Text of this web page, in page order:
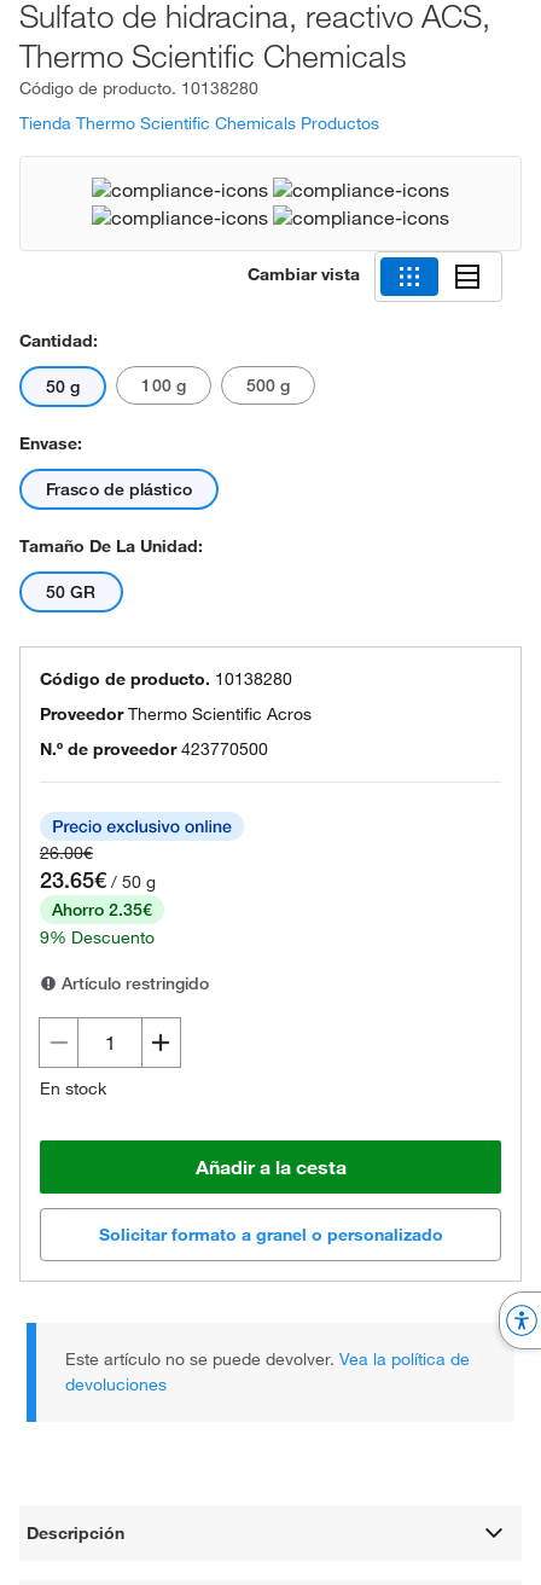
Sulfato de hidracina, reactivo ACS,
Thermo Scientific Chemicals
Código de producto. 10138280
Tienda Thermo Scientific Chemicals Productos
Cambiar vista
Cantidad:
50 g 100 g 500 g
Envase:
Frasco de plástico
Tamaño De La Unidad:
50 GR
Código de producto. 10138280
ProveedorThermo Scientific Acros
N.º de proveedor 423770500
26.00€
23.65€ / 50 g
Ahorro 2.35€
9% Descuento
Artículo restringido
En stock
Añadir a la cesta
Solicitar formato a granel o personalizado
Este artículo no se puede devolver.Vea la política de
devoluciones
Descripción